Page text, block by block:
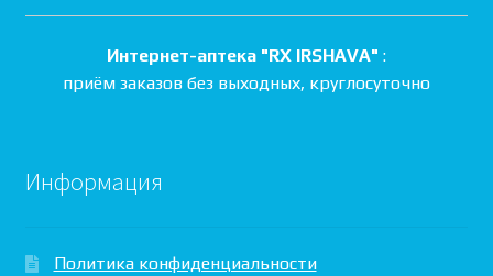
Интернет-аптека "RX IRSHAVA" :
приём заказов без выходных, круглосуточно
Информация
Политика конфиденциальности